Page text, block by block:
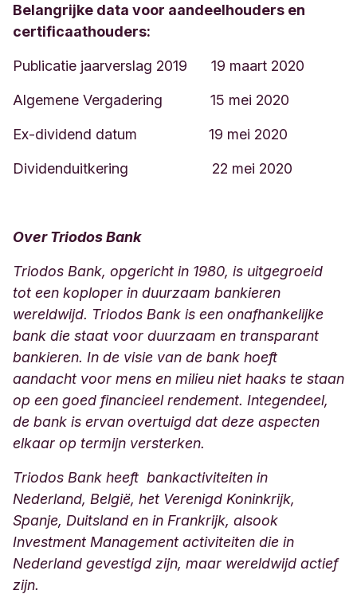
Belangrijke data voor aandeelhouders en
certificaathouders:
Publicatie jaarverslag 2019 19 maart 2020
Algemene Vergadering 15 mei 2020
Ex-dividend datum 19 mei 2020
Dividenduitkering 22 mei 2020
Over Triodos Bank
Triodos Bank, opgericht in 1980, is uitgegroeid
tot een koploper in duurzaam bankieren
wereldwijd. Triodos Bank is een onafhankelijke
bank die staat voor duurzaam en transparant
bankieren. In de visie van de bank hoeft
aandacht voor mens en milieu niet haaks te staan
op een goed financieel rendement. Integendeel,
de bank is ervan overtuigd dat deze aspecten
elkaar op termijn versterken.
Triodos Bank heeft bankactiviteiten in
Nederland, België, het Verenigd Koninkrijk,
Spanje, Duitsland en in Frankrijk, alsook
Investment Management activiteiten die in
Nederland gevestigd zijn, maar wereldwijd actief
zijn.